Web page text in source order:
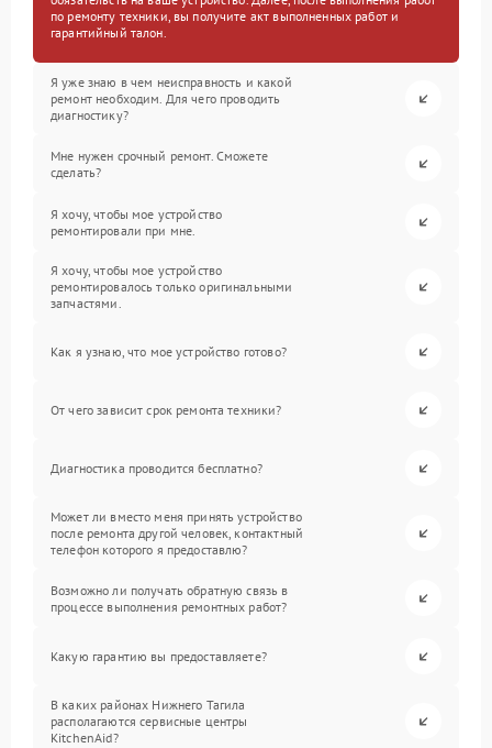
по ремонту техники, вы получите акт выполненных работ и
гарантийный талон.
Я уже знаю в чем неисправность и какой
ремонт необходим. Для чего проводить
диагностику?
Мне нужен срочный ремонт. Сможете
сделать?
Я хочу, чтобы мое устройство
ремонтировали при мне.
Я хочу, чтобы мое устройство
ремонтировалось только оригинальными
запчастями.
Как я узнаю, что мое устройство готово?
От чего зависит срок ремонта техники?
Диагностика проводится бесплатно?
Может ли вместо меня принять устройство
после ремонта другой человек, контактный
телефон которого я предоставлю?
Возможно ли получать обратную связь в
процессе выполнения ремонтных работ?
Какую гарантию вы предоставляете?
В каких районах Нижнего Тагила
располагаются сервисные центры
KitchenAid?